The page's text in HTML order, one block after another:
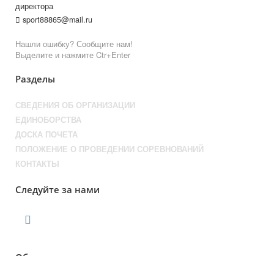
директора
sport88865@mail.ru
Нашли ошибку? Сообщите нам!
Выделите и нажмите Ctr+Enter
Разделы
СВЕДЕНИЯ ОБ ОРГАНИЗАЦИИ
ЕДИНОБОРСТВА
ДОСКА ПОЧЕТА
ПОЛОЖЕНИЕ О ПРОВЕДЕНИИ СОРЕВНОВАНИЙ
КОНТАКТЫ
Следуйте за нами